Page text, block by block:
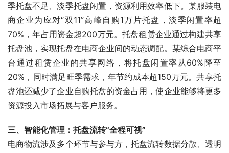
季托盘不足、淡季托盘闲置，资源利用效率低下。某服装电
商企业为应对“双11”高峰自购1万片托盘，淡季闲置率超
70%，年占用资金超200万元。托盘租赁企业通过构建共享
托盘池，实现托盘在电商企业间的动态调配。某综合电商平
台通过租赁企业的共享网络，将托盘闲置率从60%降至
20%，同时满足旺季需求，年节约成本超150万元。共享托
盘池还减少了企业自购托盘的资金占用，使企业能够将更多
资源投入市场拓展与客户服务。
三、智能化管理：托盘流转“全程可视”
电商物流涉及多个环节与参与方，托盘流转数据分散、透明